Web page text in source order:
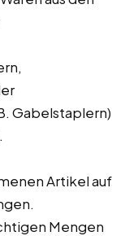
Gabelstaplern)
Artikel auf
Mengen